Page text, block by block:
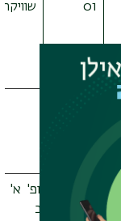
01 שוויקה
1008
פרופ' א'
רגב